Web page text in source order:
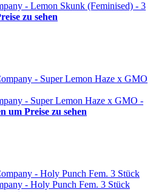
- Lemon Skunk (Feminised) - 3
zu sehen
- Super Lemon Haze x GMO -
um Preise zu sehen
- Holy Punch Fem. 3 Stück